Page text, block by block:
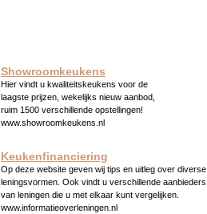
Showroomkeukens
Hier vindt u kwaliteitskeukens voor de
laagste prijzen, wekelijks nieuw aanbod,
ruim 1500 verschillende opstellingen!
www.showroomkeukens.nl
Keukenfinanciering
Op deze website geven wij tips en uitleg over diverse
leningsvormen. Ook vindt u verschillende aanbieders
van leningen die u met elkaar kunt vergelijken.
www.informatieoverleningen.nl